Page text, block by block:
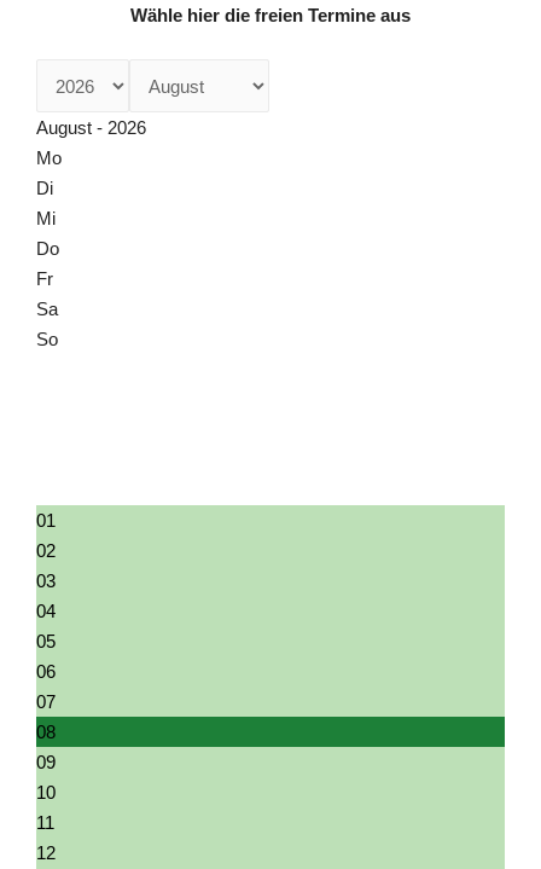
Wähle hier die freien Termine aus
August - 2026
Mo
Di
Mi
Do
Fr
Sa
So
01
02
03
04
05
06
07
08
09
10
11
12